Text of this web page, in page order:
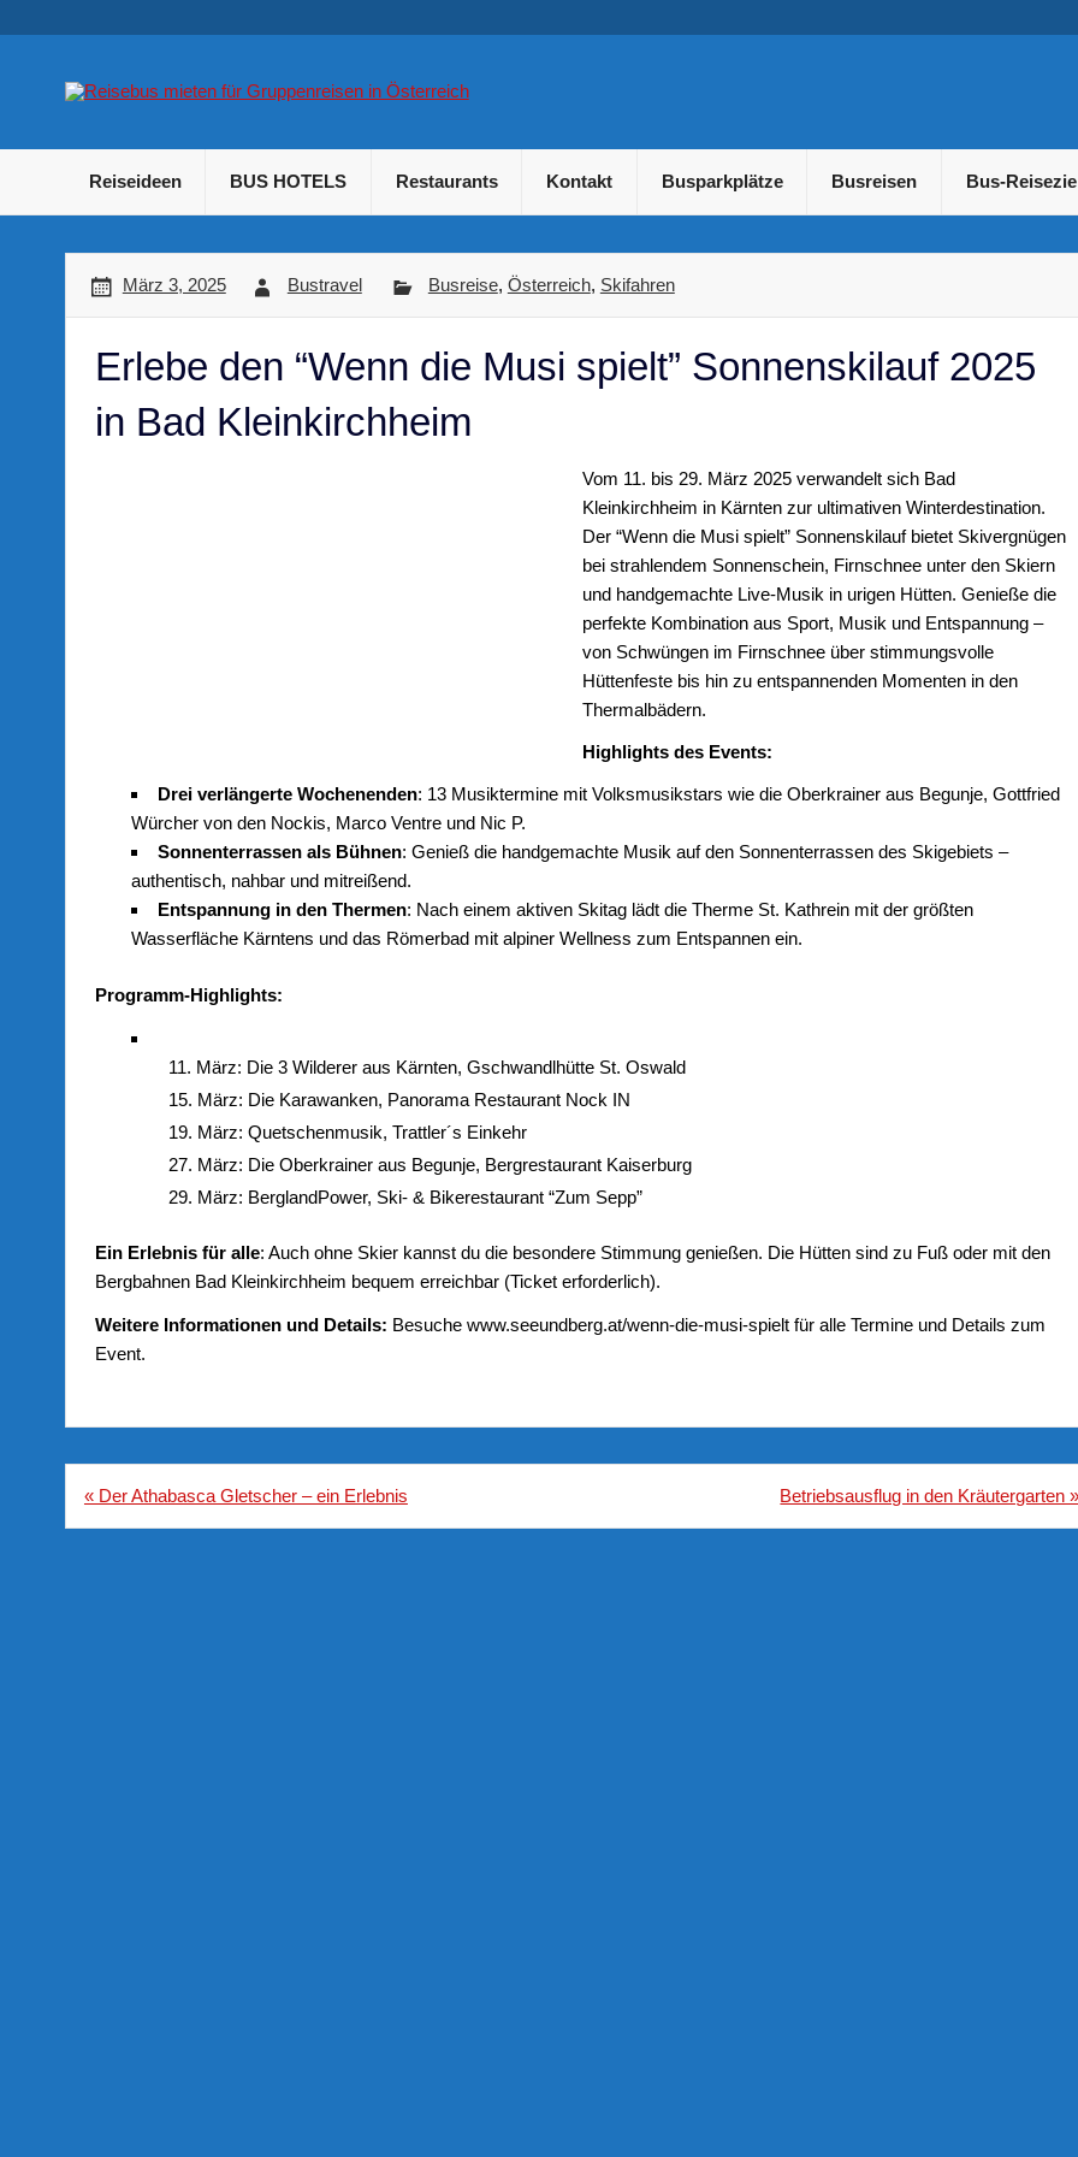
Reiseideen BUS HOTELS Restaurants Kontakt Busparkplätze Busreisen Bus-
März 3, 2025 Bustravel Busreise, Österreich, Skifahren
Erlebe den “Wenn die Musi spielt” Sonnenskilauf 2025
in Bad Kleinkirchheim
Vom 11. bis 29. März 2025 verwandelt sich Bad
Kleinkirchheim in Kärnten zur ultimativen Winterdestination.
Der “Wenn die Musi spielt” Sonnenskilauf bietet Skivergnügen
bei strahlendem Sonnenschein, Firnschnee unter den Skiern
und handgemachte Live-Musik in urigen Hütten. Genieße die
perfekte Kombination aus Sport, Musik und Entspannung –
von Schwüngen im Firnschnee über stimmungsvolle
Hüttenfeste bis hin zu entspannenden Momenten in den
Thermalbädern.
Highlights des Events:
Drei verlängerte Wochenenden: 13 Musiktermine mit Volksmusikstars wie die Oberkrainer aus Begunje, Gottfried
Würcher von den Nockis, Marco Ventre und Nic P.
Sonnenterrassen als Bühnen: Genieß die handgemachte Musik auf den Sonnenterrassen des Skigebiets –
authentisch, nahbar und mitreißend.
Entspannung in den Thermen: Nach einem aktiven Skitag lädt die Therme St. Kathrein mit der größten
Wasserfläche Kärntens und das Römerbad mit alpiner Wellness zum Entspannen ein.
Programm-Highlights:
März: Die 3 Wilderer aus Kärnten, Gschwandlhütte St. Oswald
März: Die Karawanken, Panorama Restaurant Nock IN
März: Quetschenmusik, Trattler´s Einkehr
März: Die Oberkrainer aus Begunje, Bergrestaurant Kaiserburg
März: BerglandPower, Ski- & Bikerestaurant “Zum Sepp”
Ein Erlebnis für alle: Auch ohne Skier kannst du die besondere Stimmung genießen. Die Hütten sind zu Fuß oder mit den
Bergbahnen Bad Kleinkirchheim bequem erreichbar (Ticket erforderlich).
Weitere Informationen und Details: Besuche www.seeundberg.at/wenn-die-musi-spielt für alle Termine und Details zum
Event.
Beitragsnavigation
« Der Athabasca Gletscher – ein Erlebnis Betriebsausflug in den Kräutergarten